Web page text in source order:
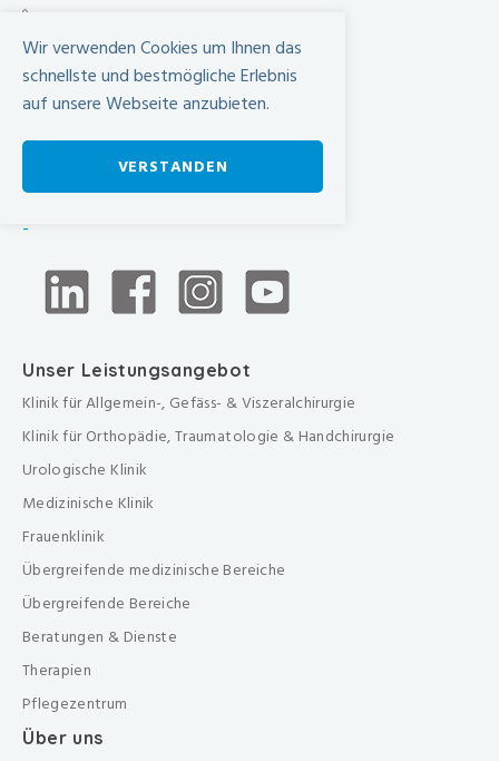
info@spital-limmattal.ch
Unsere Besuchszeiten
Täglich von 13.30 - 20.00 Uhr
Anfahrt
SBB Online-Fahrplan ›
Unser Leistungsangebot
Klinik für Allgemein-, Gefäss- & Viszeralchirurgie
Klinik für Orthopädie, Traumatologie & Handchirurgie
Urologische Klinik
Medizinische Klinik
Frauenklinik
Übergreifende medizinische Bereiche
Übergreifende Bereiche
Beratungen & Dienste
Therapien
Pflegezentrum
Über uns
Wir verwenden Cookies um Ihnen das
schnellste und bestmögliche Erlebnis
auf unsere Webseite anzubieten.
VERSTANDEN
-